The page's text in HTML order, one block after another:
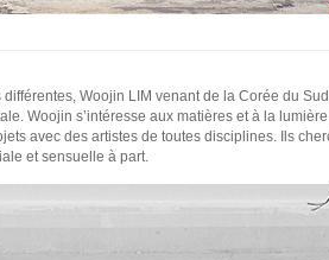
Woojin LIM venant de la Corée du
Woojin s’intéresse aux matières et à la
avec des artistes de toutes disciplines. Ils
et sensuelle à part.